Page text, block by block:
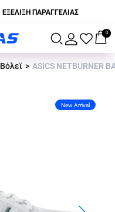
ΕΞΕΛΙΞΗ ΠΑΡΑΓΓΕΛΙΑΣ
0
Βόλεϊ ASICS NETBURNER
New Arrival